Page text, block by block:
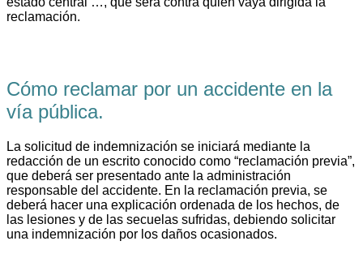
reclamación.
Cómo reclamar por un accidente en la
vía pública.
La solicitud de indemnización se iniciará mediante la
redacción de un escrito conocido como “reclamación previa”,
que deberá ser presentado ante la administración
responsable del accidente. En la reclamación previa, se
deberá hacer una explicación ordenada de los hechos, de
las lesiones y de las secuelas sufridas, debiendo solicitar
una indemnización por los daños ocasionados.